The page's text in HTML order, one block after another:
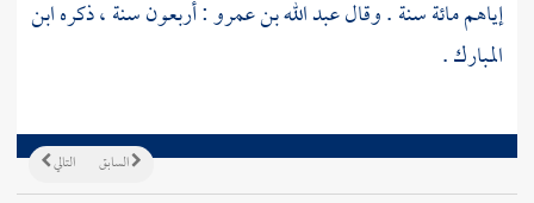
إياهم مائة سنة . وقالعبد الله بن عمرو: أربعون سنة ، ذكرهابن
المبارك.
التالي السابق